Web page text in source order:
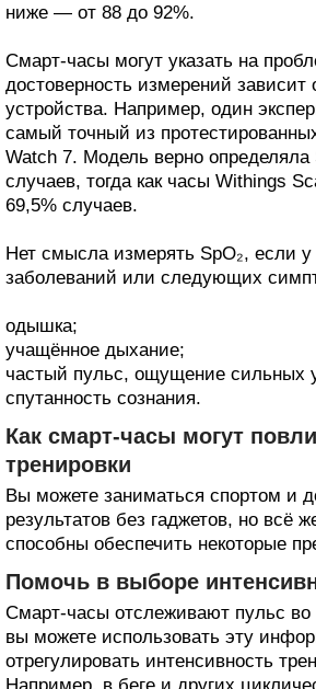
ниже — от 88 до 92%.
Смарт-часы могут указать на
достоверность измерений зависит
устройства. Например, один
самый точный из
Watch 7. Модель верно определяла
случаев, тогда как часы Withings
69,5% случаев.
Нет смысла измерять SpO₂, если у
заболеваний или следующих
одышка;
учащённое дыхание;
частый пульс, ощущение сильных
спутанность сознания.
Как смарт-часы могут
тренировки
Вы можете заниматься спортом и
результатов без гаджетов, но всё
способны обеспечить некоторые
Помочь в выборе
Смарт-часы отслеживают пульс во
вы можете использовать эту
отрегулировать интенсивность
Например, в беге и других